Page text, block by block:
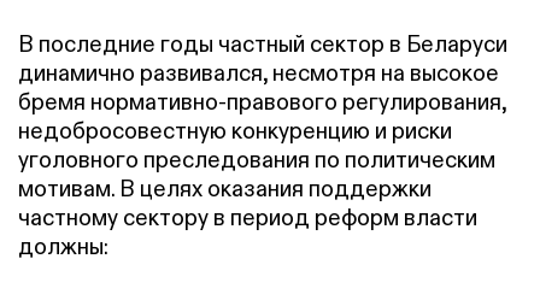
В последние годы частный сектор в Беларуси
динамично развивался, несмотря на высокое
бремя нормативно-правового регулирования,
недобросовестную конкуренцию и риски
уголовного преследования по политическим
мотивам. В целях оказания поддержки
частному сектору в период реформ власти
должны: